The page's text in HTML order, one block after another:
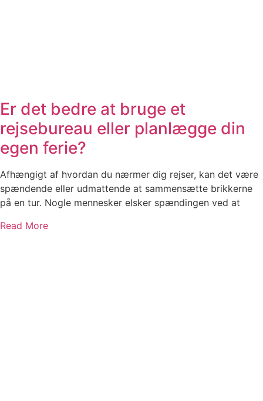
Er det bedre at bruge et
rejsebureau eller planlægge din
egen ferie?
Afhængigt af hvordan du nærmer dig rejser, kan det være
spændende eller udmattende at sammensætte brikkerne
på en tur. Nogle mennesker elsker spændingen ved at
Read More